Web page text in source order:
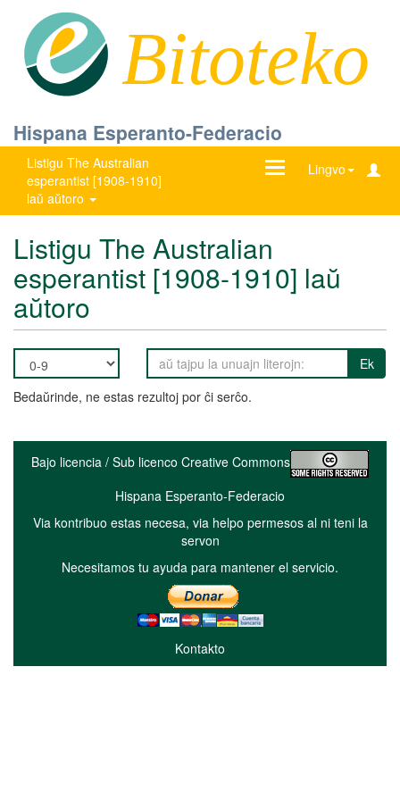
Bitoteko
Hispana Esperanto-Federacio
Listigu The Australian
esperantist [1908-1910]
laŭ aŭtoro
Lingvo
Ŝanĝu
Listigu The Australian
esperantist [1908-1910] laŭ
aŭtoro
Ek
Bedaŭrinde, ne estas rezultoj por ĉi serĉo.
Bajo licencia / Sub licenco Creative Commons
Hispana Esperanto-Federacio
Via kontribuo estas necesa, via helpo permesos al ni teni la
servon
Necesitamos tu ayuda para mantener el servicio.
Kontakto